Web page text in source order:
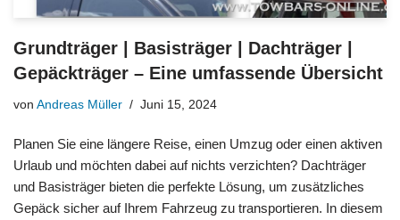
Grundträger | Basisträger | Dachträger |
Gepäckträger – Eine umfassende Übersicht
von Andreas Müller Juni 15, 2024
Planen Sie eine längere Reise, einen Umzug oder einen aktiven
Urlaub und möchten dabei auf nichts verzichten? Dachträger
und Basisträger bieten die perfekte Lösung, um zusätzliches
Gepäck sicher auf Ihrem Fahrzeug zu transportieren. In diesem